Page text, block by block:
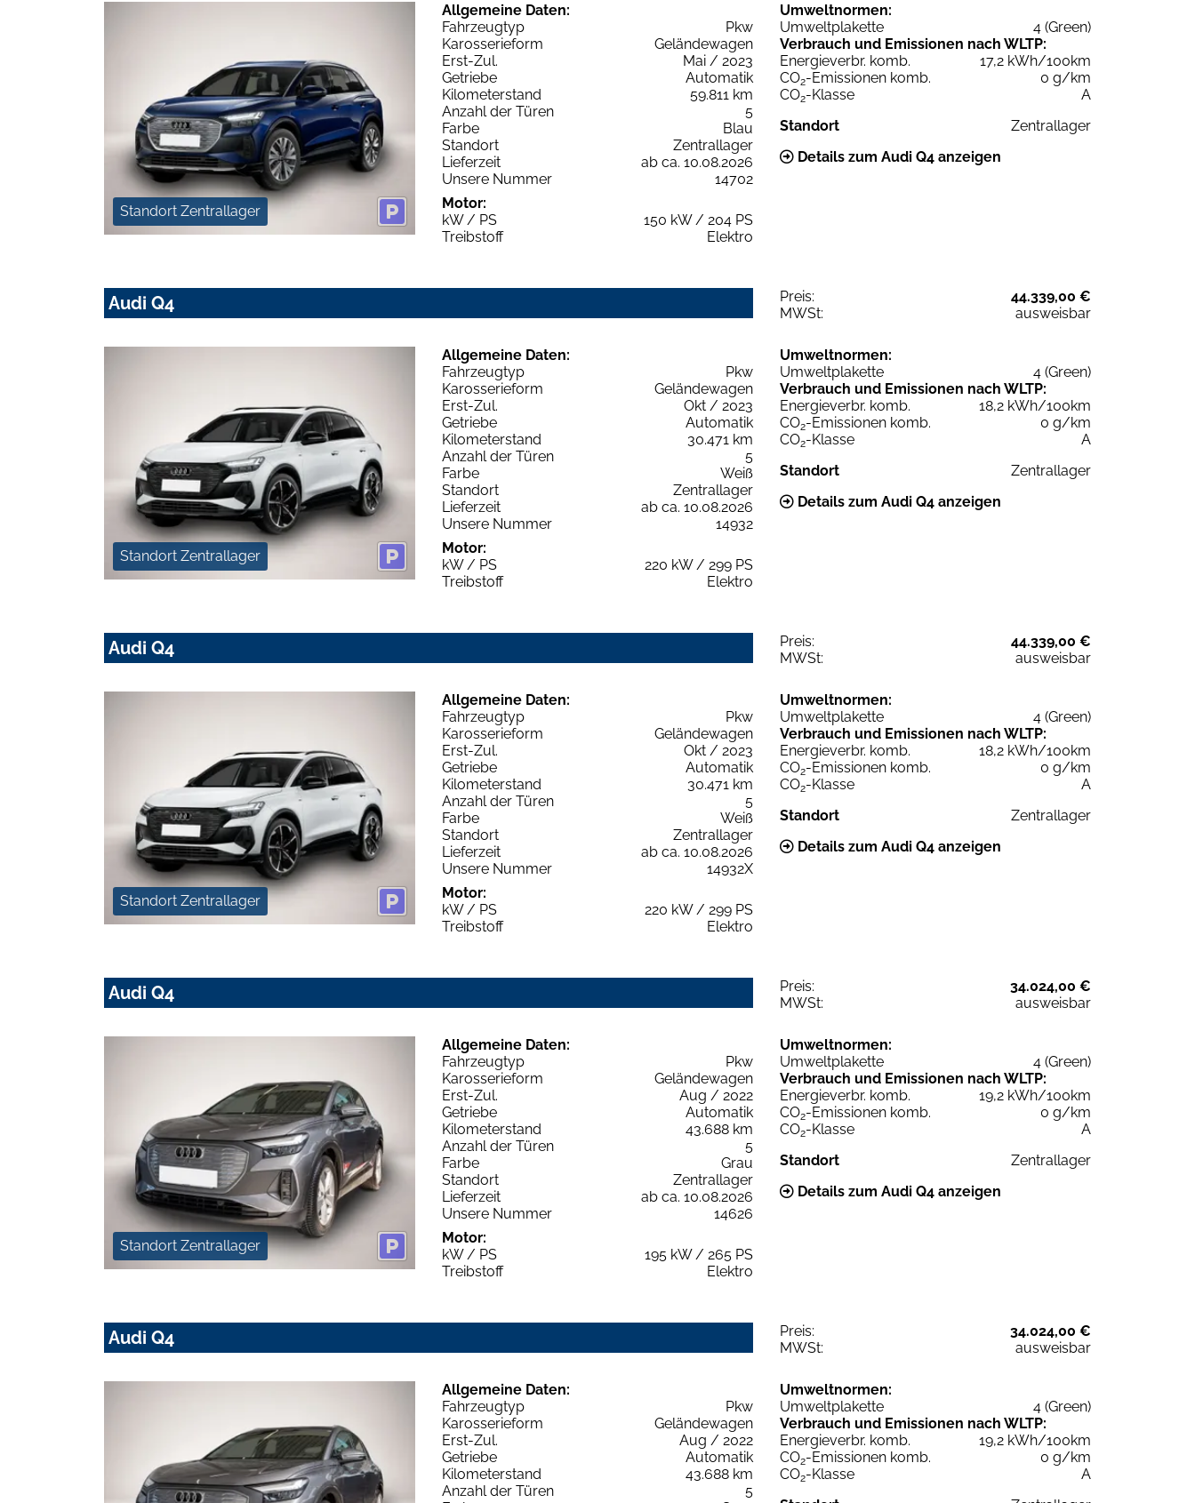
Standort Zentrallager
Allgemeine Daten:
Fahrzeugtyp
Pkw
Karosserieform
Geländewagen
Erst-Zul.
Mai / 2023
Getriebe
Automatik
Kilometerstand
59.811 km
Anzahl der Türen
5
Farbe
Blau
Standort
Zentrallager
Lieferzeit
ab ca. 10.08.2026
Unsere Nummer
14702
Motor:
kW / PS
150 kW / 204 PS
Treibstoff
Elektro
Umweltnormen:
Umweltplakette
4 (Green)
Verbrauch und Emissionen nach WLTP:
Energieverbr. komb.
17,2 kWh/100km
CO2-Emissionen komb.
0 g/km
CO2-Klasse
A
Standort
Zentrallager
Details zum Audi Q4 anzeigen
Audi Q4 Preis:
44.339,00 €
MWSt:
ausweisbar
Standort Zentrallager
Allgemeine Daten:
Fahrzeugtyp
Pkw
Karosserieform
Geländewagen
Erst-Zul.
Okt / 2023
Getriebe
Automatik
Kilometerstand
30.471 km
Anzahl der Türen
5
Farbe
Weiß
Standort
Zentrallager
Lieferzeit
ab ca. 10.08.2026
Unsere Nummer
14932
Motor:
kW / PS
220 kW / 299 PS
Treibstoff
Elektro
Umweltnormen:
Umweltplakette
4 (Green)
Verbrauch und Emissionen nach WLTP:
Energieverbr. komb.
18,2 kWh/100km
CO2-Emissionen komb.
0 g/km
CO2-Klasse
A
Standort
Zentrallager
Details zum Audi Q4 anzeigen
Audi Q4 Preis:
44.339,00 €
MWSt:
ausweisbar
Standort Zentrallager
Allgemeine Daten:
Fahrzeugtyp
Pkw
Karosserieform
Geländewagen
Erst-Zul.
Okt / 2023
Getriebe
Automatik
Kilometerstand
30.471 km
Anzahl der Türen
5
Farbe
Weiß
Standort
Zentrallager
Lieferzeit
ab ca. 10.08.2026
Unsere Nummer
14932X
Motor:
kW / PS
220 kW / 299 PS
Treibstoff
Elektro
Umweltnormen:
Umweltplakette
4 (Green)
Verbrauch und Emissionen nach WLTP:
Energieverbr. komb.
18,2 kWh/100km
CO2-Emissionen komb.
0 g/km
CO2-Klasse
A
Standort
Zentrallager
Details zum Audi Q4 anzeigen
Audi Q4 Preis:
34.024,00 €
MWSt:
ausweisbar
Standort Zentrallager
Allgemeine Daten:
Fahrzeugtyp
Pkw
Karosserieform
Geländewagen
Erst-Zul.
Aug / 2022
Getriebe
Automatik
Kilometerstand
43.688 km
Anzahl der Türen
5
Farbe
Grau
Standort
Zentrallager
Lieferzeit
ab ca. 10.08.2026
Unsere Nummer
14626
Motor:
kW / PS
195 kW / 265 PS
Treibstoff
Elektro
Umweltnormen:
Umweltplakette
4 (Green)
Verbrauch und Emissionen nach WLTP:
Energieverbr. komb.
19,2 kWh/100km
CO2-Emissionen komb.
0 g/km
CO2-Klasse
A
Standort
Zentrallager
Details zum Audi Q4 anzeigen
Audi Q4 Preis:
34.024,00 €
MWSt:
ausweisbar
Allgemeine Daten:
Fahrzeugtyp
Pkw
Karosserieform
Geländewagen
Erst-Zul.
Aug / 2022
Getriebe
Automatik
Kilometerstand
43.688 km
Anzahl der Türen
5
Umweltnormen:
Umweltplakette
4 (Green)
Verbrauch und Emissionen nach WLTP:
Energieverbr. komb.
19,2 kWh/100km
CO2-Emissionen komb.
0 g/km
CO2-Klasse
A